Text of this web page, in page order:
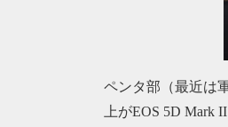
ペンタ部（最近は
上がEOS 5D Mark